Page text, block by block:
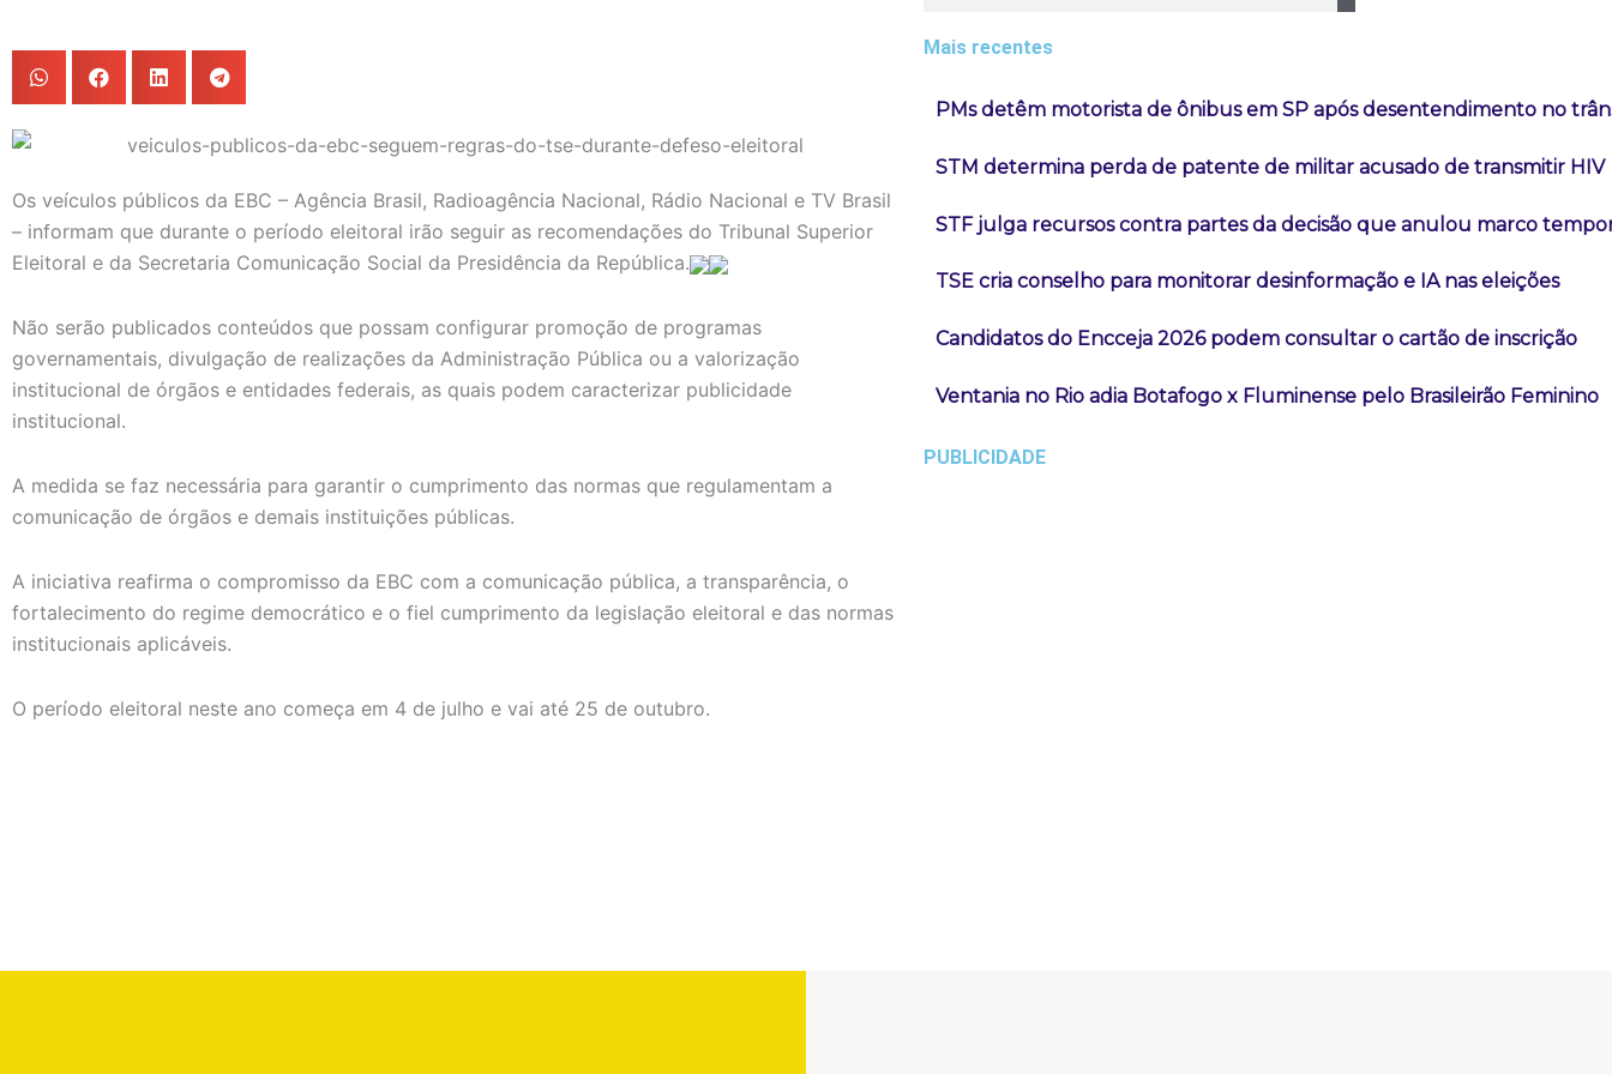
Os veículos públicos da EBC – Agência Brasil, Radioagência Nacional, Rádio Nacional e TV Brasil
– informam que durante o período eleitoral irão seguir as recomendações do Tribunal Superior
Eleitoral e da Secretaria Comunicação Social da Presidência da República.
Não serão publicados conteúdos que possam configurar promoção de programas
governamentais, divulgação de realizações da Administração Pública ou a valorização
institucional de órgãos e entidades federais, as quais podem caracterizar publicidade
institucional.
A medida se faz necessária para garantir o cumprimento das normas que regulamentam a
comunicação de órgãos e demais instituições públicas.
A iniciativa reafirma o compromisso da EBC com a comunicação pública, a transparência, o
fortalecimento do regime democrático e o fiel cumprimento da legislação eleitoral e das normas
institucionais aplicáveis.
O período eleitoral neste ano começa em 4 de julho e vai até 25 de outubro.
Mais recentes
PMs detêm motorista de ônibus em SP após desentendimento no
STM determina perda de patente de militar acusado de transmitir HIV
STF julga recursos contra partes da decisão que anulou marco
TSE cria conselho para monitorar desinformação e IA nas eleições
Candidatos do Encceja 2026 podem consultar o cartão de inscrição
Ventania no Rio adia Botafogo x Fluminense pelo Brasileirão Feminino
PUBLICIDADE